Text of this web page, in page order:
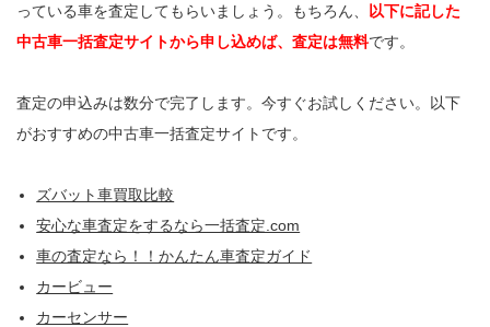
っている車を査定してもらいましょう。もちろん、 以下に記した
中古車一括査定サイトから申し込めば、査定は無料です。
査定の申込みは数分で完了します。今すぐお試しください。以下
がおすすめの中古車一括査定サイトです。
ズバット車買取比較
安心な車査定をするなら一括査定.com
車の査定なら！！かんたん車査定ガイド
カービュー
カーセンサー